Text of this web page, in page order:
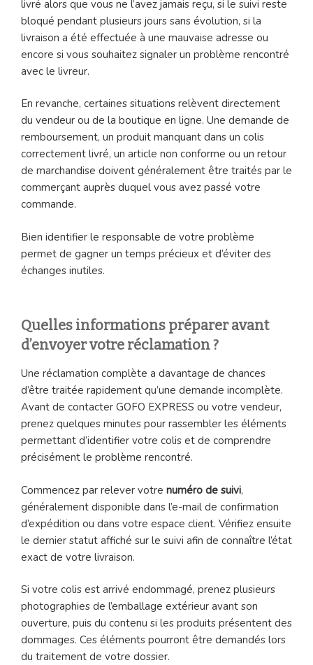
livré alors que vous ne l’avez jamais reçu, si le suivi reste
bloqué pendant plusieurs jours sans évolution, si la
livraison a été effectuée à une mauvaise adresse ou
encore si vous souhaitez signaler un problème rencontré
avec le livreur.
En revanche, certaines situations relèvent directement
du vendeur ou de la boutique en ligne. Une demande de
remboursement, un produit manquant dans un colis
correctement livré, un article non conforme ou un retour
de marchandise doivent généralement être traités par le
commerçant auprès duquel vous avez passé votre
commande.
Bien identifier le responsable de votre problème
permet de gagner un temps précieux et d’éviter des
échanges inutiles.
Quelles informations préparer avant
d’envoyer votre réclamation ?
Une réclamation complète a davantage de chances
d’être traitée rapidement qu’une demande incomplète.
Avant de contacter GOFO EXPRESS ou votre vendeur,
prenez quelques minutes pour rassembler les éléments
permettant d’identifier votre colis et de comprendre
précisément le problème rencontré.
Commencez par relever votre numéro de suivi,
généralement disponible dans l’e-mail de confirmation
d’expédition ou dans votre espace client. Vérifiez ensuite
le dernier statut affiché sur le suivi afin de connaître l’état
exact de votre livraison.
Si votre colis est arrivé endommagé, prenez plusieurs
photographies de l’emballage extérieur avant son
ouverture, puis du contenu si les produits présentent des
dommages. Ces éléments pourront être demandés lors
du traitement de votre dossier.